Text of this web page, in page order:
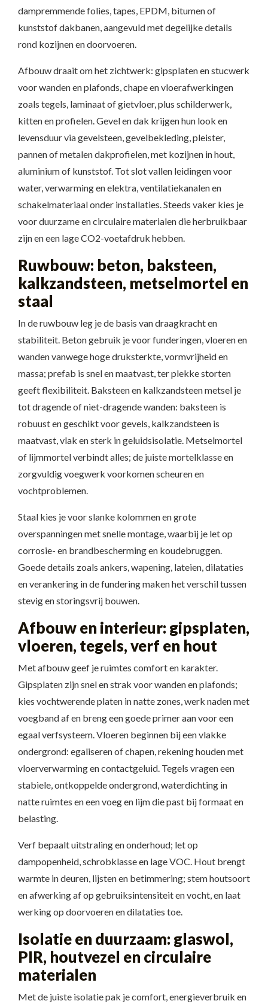
dampremmende folies, tapes, EPDM, bitumen of
kunststof dakbanen, aangevuld met degelijke details
rond kozijnen en doorvoeren.
Afbouw draait om het zichtwerk: gipsplaten en stucwerk
voor wanden en plafonds, chape en vloerafwerkingen
zoals tegels, laminaat of gietvloer, plus schilderwerk,
kitten en profielen. Gevel en dak krijgen hun look en
levensduur via gevelsteen, gevelbekleding, pleister,
pannen of metalen dakprofielen, met kozijnen in hout,
aluminium of kunststof. Tot slot vallen leidingen voor
water, verwarming en elektra, ventilatiekanalen en
schakelmateriaal onder installaties. Steeds vaker kies je
voor duurzame en circulaire materialen die herbruikbaar
zijn en een lage CO2-voetafdruk hebben.
Ruwbouw: beton, baksteen,
kalkzandsteen, metselmortel en
staal
In de ruwbouw leg je de basis van draagkracht en
stabiliteit. Beton gebruik je voor funderingen, vloeren en
wanden vanwege hoge druksterkte, vormvrijheid en
massa; prefab is snel en maatvast, ter plekke storten
geeft flexibiliteit. Baksteen en kalkzandsteen metsel je
tot dragende of niet-dragende wanden: baksteen is
robuust en geschikt voor gevels, kalkzandsteen is
maatvast, vlak en sterk in geluidsisolatie. Metselmortel
of lijmmortel verbindt alles; de juiste mortelklasse en
zorgvuldig voegwerk voorkomen scheuren en
vochtproblemen.
Staal kies je voor slanke kolommen en grote
overspanningen met snelle montage, waarbij je let op
corrosie- en brandbescherming en koudebruggen.
Goede details zoals ankers, wapening, lateien, dilataties
en verankering in de fundering maken het verschil tussen
stevig en storingsvrij bouwen.
Afbouw en interieur: gipsplaten,
vloeren, tegels, verf en hout
Met afbouw geef je ruimtes comfort en karakter.
Gipsplaten zijn snel en strak voor wanden en plafonds;
kies vochtwerende platen in natte zones, werk naden met
voegband af en breng een goede primer aan voor een
egaal verfsysteem. Vloeren beginnen bij een vlakke
ondergrond: egaliseren of chapen, rekening houden met
vloerverwarming en contactgeluid. Tegels vragen een
stabiele, ontkoppelde ondergrond, waterdichting in
natte ruimtes en een voeg en lijm die past bij formaat en
belasting.
Verf bepaalt uitstraling en onderhoud; let op
dampopenheid, schrobklasse en lage VOC. Hout brengt
warmte in deuren, lijsten en betimmering; stem houtsoort
en afwerking af op gebruiksintensiteit en vocht, en laat
werking op doorvoeren en dilataties toe.
Isolatie en duurzaam: glaswol,
PIR, houtvezel en circulaire
materialen
Met de juiste isolatie pak je comfort, energieverbruik en